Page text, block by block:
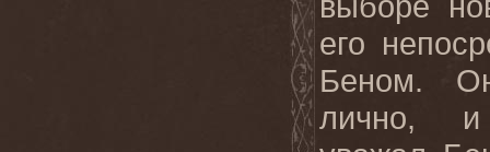
его
Беном.
лично,